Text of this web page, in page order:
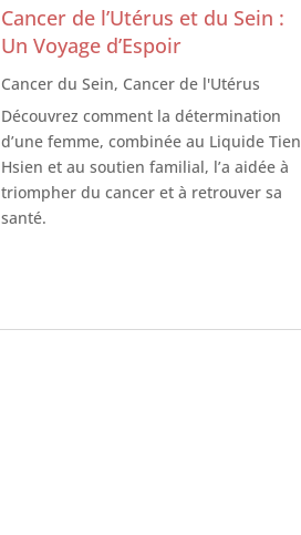
Cancer de l’Utérus et du Sein :
Un Voyage d’Espoir
Cancer du Sein, Cancer de l'Utérus
Découvrez comment la détermination
d’une femme, combinée au Liquide Tien
Hsien et au soutien familial, l’a aidée à
triompher du cancer et à retrouver sa
santé.